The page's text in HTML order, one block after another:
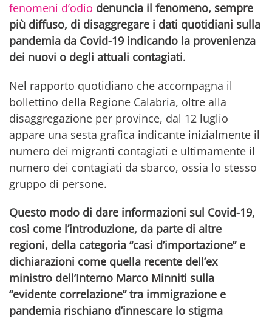
fenomeni d’odio denuncia il fenomeno, sempre
più diffuso, di disaggregare i dati quotidiani sulla
pandemia da Covid-19 indicando la provenienza
dei nuovi o degli attuali contagiati.
Nel rapporto quotidiano che accompagna il
bollettino della Regione Calabria, oltre alla
disaggregazione per province, dal 12 luglio
appare una sesta grafica indicante inizialmente il
numero dei migranti contagiati e ultimamente il
numero dei contagiati da sbarco, ossia lo stesso
gruppo di persone.
Questo modo di dare informazioni sul Covid-19,
così come l’introduzione, da parte di altre
regioni, della categoria “casi d’importazione” e
dichiarazioni come quella recente dell’ex
ministro dell’Interno Marco Minniti sulla
“evidente correlazione” tra immigrazione e
pandemia rischiano d’innescare lo stigma